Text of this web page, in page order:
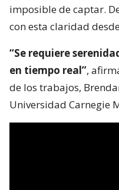
imposible de captar.
con esta claridad
“Se requiere
en tiempo real”,
de los trabajos,
Universidad Carnegie